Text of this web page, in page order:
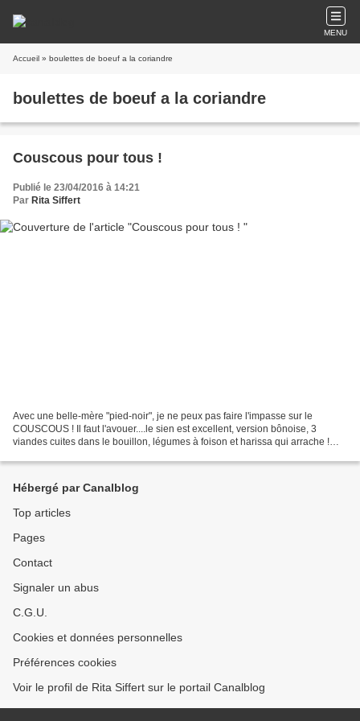
MENU
Accueil » boulettes de boeuf a la coriandre
boulettes de boeuf a la coriandre
Couscous pour tous !
Publié le 23/04/2016 à 14:21
Par Rita Siffert
Avec une belle-mère "pied-noir", je ne peux pas faire l'impasse sur le
COUSCOUS ! Il faut l'avouer....le sien est excellent, version bônoise, 3
viandes cuites dans le bouillon, légumes à foison et harissa qui arrache !
Hébergé par Canalblog
Top articles
Pages
Contact
Signaler un abus
C.G.U.
Cookies et données personnelles
Préférences cookies
Voir le profil de Rita Siffert sur le portail Canalblog